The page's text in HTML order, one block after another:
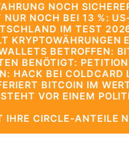
NOCH
NUR NOCH BEI 13 %:
IM TEST
KRYPTOWÄHRUNGEN
BETROFFEN:
BENÖTIGT:
HACK BEI COLDCARD
BITCOIN IM
VOR EINEM
IHRE CIRCLE-ANTEILE